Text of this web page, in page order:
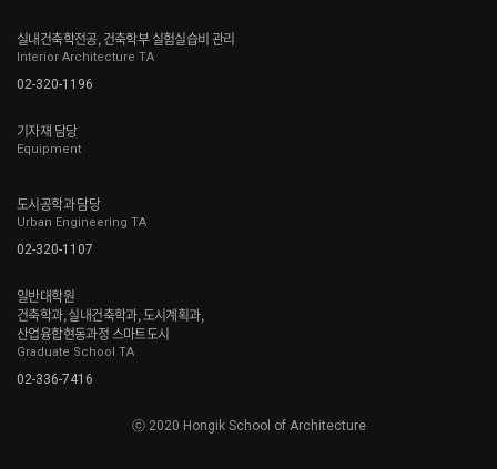
실내건축학전공, 건축학부 실험실습비 관리
Interior Architecture TA
02-320-1196
기자재 담당
Equipment
도시공학과 담당
Urban Engineering TA
02-320-1107
일반대학원
건축학과, 실내건축학과, 도시계획과,
산업융합현동과정 스마트도시
Graduate School TA
02-336-7416
ⓒ 2020 Hongik School of Architecture